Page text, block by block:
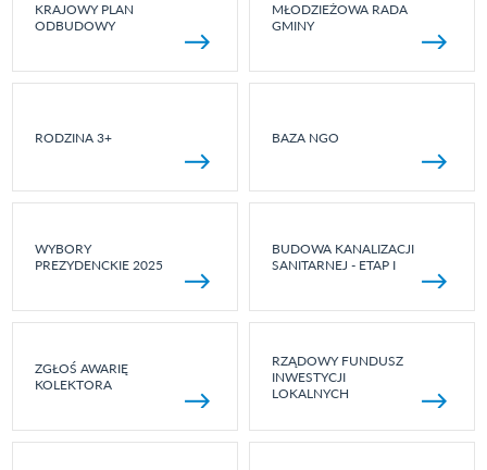
KRAJOWY PLAN
ODBUDOWY
MŁODZIEŻOWA RADA
GMINY
RODZINA 3+ BAZA NGO
WYBORY
PREZYDENCKIE 2025
BUDOWA KANALIZACJI
SANITARNEJ - ETAP I
ZGŁOŚ AWARIĘ
KOLEKTORA
RZĄDOWY FUNDUSZ
INWESTYCJI
LOKALNYCH